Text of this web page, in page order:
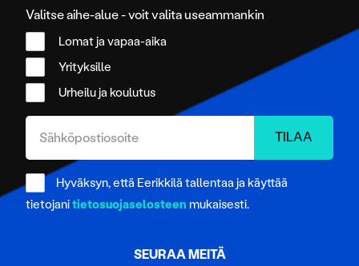
Valitse aihe-alue - voit valita useammankin
Lomat ja vapaa-aika
Yrityksille
Urheilu ja koulutus
Hyväksyn, että Eerikkilä tallentaa ja käyttää
tietojanitietosuojaselosteen mukaisesti.
SEURAA MEITÄ